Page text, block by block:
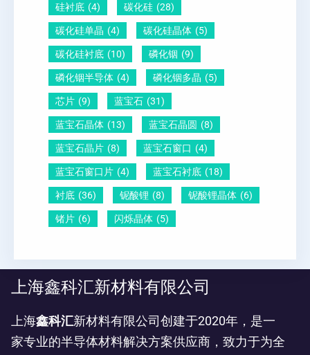
硅衬底 (4) 碳化硅 (28)
碳化硅单晶 (4) 碳化硅晶体 (5)
碳化硅衬底 (10) 磷化铟 (9)
磷化铟半导体 (4) 磷化铟多晶 (5)
芯片 (9) 蓝宝石 (31)
蓝宝石晶体 (13) 蓝宝石晶圆 (8)
蓝宝石晶片 (8) 蓝宝石窗口 (4)
蓝宝石窗口片 (4) 蓝宝石衬底 (18)
衬底 (36) 铌酸锂 (8) 铌酸锂晶体 (6)
锗片 (6) 闪烁晶体 (5)
上海鑫科汇新材料有限公司
上海鑫科汇新材料有限公司创建于2020年，是一
家专业的半导体材料解决方案供应商，致力于为全